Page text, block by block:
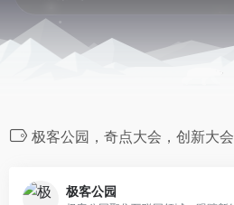
极客公园，奇点大会，创新大会
极客公园